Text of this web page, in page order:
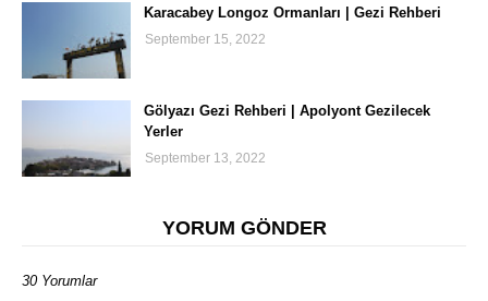
Karacabey Longoz Ormanları | Gezi Rehberi
September 15, 2022
Gölyazı Gezi Rehberi | Apolyont Gezilecek
Yerler
September 13, 2022
YORUM GÖNDER
30 Yorumlar